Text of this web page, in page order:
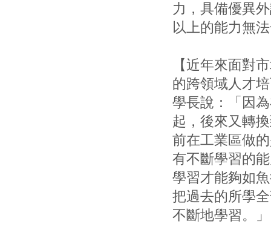
力，具備優異
以上的能力無
【近年來面對
的跨領域人才
學長說：「因
起，後來又轉
前在工業區做
有不斷學習的
學習才能夠如
把過去的所學
不斷地學習。」